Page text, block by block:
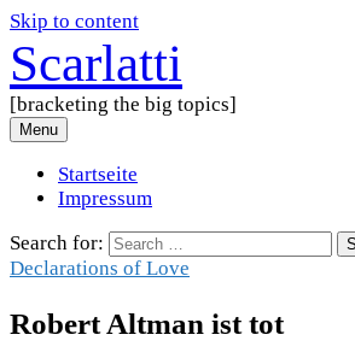
Skip to content
Scarlatti
[bracketing the big topics]
Menu
Startseite
Impressum
Search for:
Declarations of Love
Robert Altman ist tot